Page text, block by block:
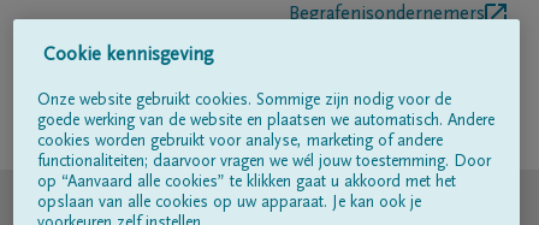
Begrafenisondernemers
Volg ons op
© DELA
Cookie kennisgeving
Onze website gebruikt cookies. Sommige zijn nodig voor de
goede werking van de website en plaatsen we automatisch. Andere
cookies worden gebruikt voor analyse, marketing of andere
functionaliteiten; daarvoor vragen we wél jouw toestemming. Door
op “Aanvaard alle cookies” te klikken gaat u akkoord met het
opslaan van alle cookies op uw apparaat. Je kan ook je